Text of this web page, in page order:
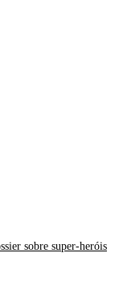
sobre super-heróis